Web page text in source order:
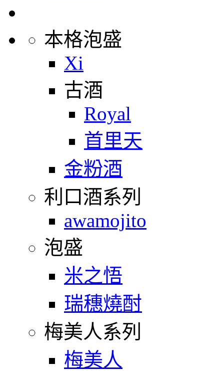
本格泡盛
Xi
古酒
Royal
首里天
金粉酒
利口酒系列
awamojito
泡盛
米之悟
瑞穗燒酎
梅美人系列
梅美人